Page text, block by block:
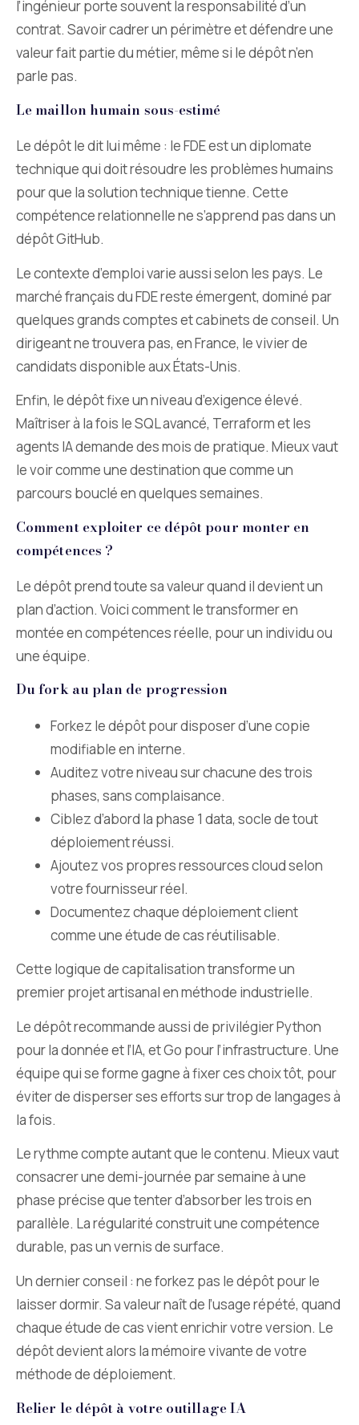
l’ingénieur porte souvent la responsabilité d’un
contrat. Savoir cadrer un périmètre et défendre une
valeur fait partie du métier, même si le dépôt n’en
parle pas.
Le maillon humain sous-estimé
Le dépôt le dit lui même : le FDE est un diplomate
technique qui doit résoudre les problèmes humains
pour que la solution technique tienne. Cette
compétence relationnelle ne s’apprend pas dans un
dépôt GitHub.
Le contexte d’emploi varie aussi selon les pays. Le
marché français du FDE reste émergent, dominé par
quelques grands comptes et cabinets de conseil. Un
dirigeant ne trouvera pas, en France, le vivier de
candidats disponible aux États-Unis.
Enfin, le dépôt fixe un niveau d’exigence élevé.
Maîtriser à la fois le SQL avancé, Terraform et les
agents IA demande des mois de pratique. Mieux vaut
le voir comme une destination que comme un
parcours bouclé en quelques semaines.
Comment exploiter ce dépôt pour monter en
compétences ?
Le dépôt prend toute sa valeur quand il devient un
plan d’action. Voici comment le transformer en
montée en compétences réelle, pour un individu ou
une équipe.
Du fork au plan de progression
Forkez le dépôt pour disposer d’une copie
modifiable en interne.
Auditez votre niveau sur chacune des trois
phases, sans complaisance.
Ciblez d’abord la phase 1 data, socle de tout
déploiement réussi.
Ajoutez vos propres ressources cloud selon
votre fournisseur réel.
Documentez chaque déploiement client
comme une étude de cas réutilisable.
Cette logique de capitalisation transforme un
premier projet artisanal en méthode industrielle.
Le dépôt recommande aussi de privilégier Python
pour la donnée et l’IA, et Go pour l’infrastructure. Une
équipe qui se forme gagne à fixer ces choix tôt, pour
éviter de disperser ses efforts sur trop de langages à
la fois.
Le rythme compte autant que le contenu. Mieux vaut
consacrer une demi-journée par semaine à une
phase précise que tenter d’absorber les trois en
parallèle. La régularité construit une compétence
durable, pas un vernis de surface.
Un dernier conseil : ne forkez pas le dépôt pour le
laisser dormir. Sa valeur naît de l’usage répété, quand
chaque étude de cas vient enrichir votre version. Le
dépôt devient alors la mémoire vivante de votre
méthode de déploiement.
Relier le dépôt à votre outillage IA